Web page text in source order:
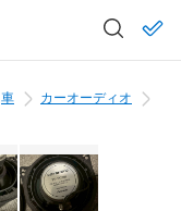
車
カーオーディオ